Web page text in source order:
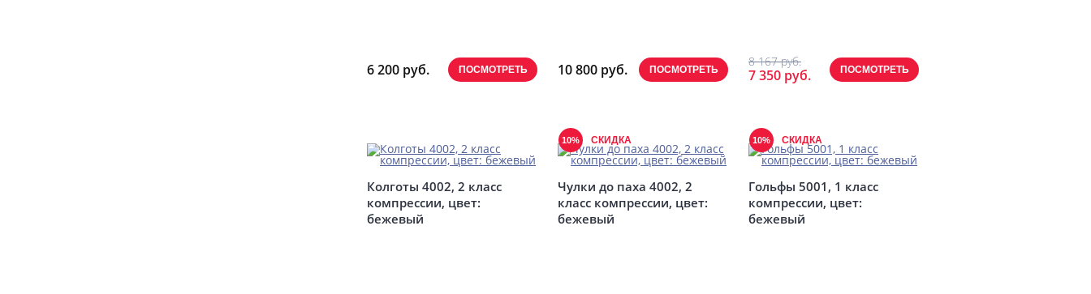
6 200 руб. ПОСМОТРЕТЬ 10 800 руб. ПОСМОТРЕТЬ
8 167 руб.
7 350 руб. ПОСМОТРЕТЬ
Колготы 4002, 2 класс
компрессии, цвет:
бежевый
10% СКИДКА
Чулки до паха 4002, 2
класс компрессии, цвет:
бежевый
10% СКИДКА
Гольфы 5001, 1 класс
компрессии, цвет:
бежевый